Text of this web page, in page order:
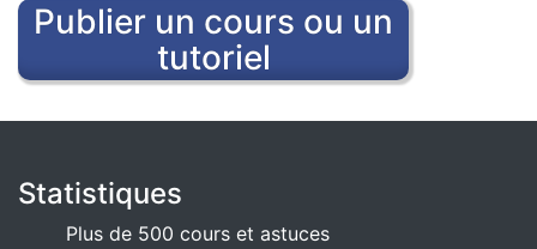
Publier un cours ou un
tutoriel
Statistiques
Plus de 500 cours et astuces